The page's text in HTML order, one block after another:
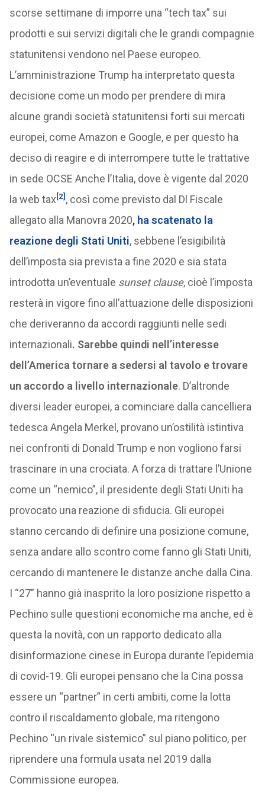
scorse settimane di imporre una “tech tax” sui
prodotti e sui servizi digitali che le grandi compagnie
statunitensi vendono nel Paese europeo.
L’amministrazione Trump ha interpretato questa
decisione come un modo per prendere di mira
alcune grandi società statunitensi forti sui mercati
europei, come Amazon e Google, e per questo ha
deciso di reagire e di interrompere tutte le trattative
in sede OCSE Anche l’Italia, dove è vigente dal 2020
la web tax[2] , così come previsto dal Dl Fiscale
allegato alla Manovra 2020, ha scatenato la
reazione degli Stati Uniti, sebbene l’esigibilità
dell’imposta sia prevista a fine 2020 e sia stata
introdotta un’eventuale sunset clause, cioè l’imposta
resterà in vigore fino all’attuazione delle disposizioni
che deriveranno da accordi raggiunti nelle sedi
internazionali. Sarebbe quindi nell’interesse
dell’America tornare a sedersi al tavolo e trovare
un accordo a livello internazionale. D’altronde
diversi leader europei, a cominciare dalla cancelliera
tedesca Angela Merkel, provano un’ostilità istintiva
nei confronti di Donald Trump e non vogliono farsi
trascinare in una crociata. A forza di trattare l’Unione
come un “nemico”, il presidente degli Stati Uniti ha
provocato una reazione di sfiducia. Gli europei
stanno cercando di definire una posizione comune,
senza andare allo scontro come fanno gli Stati Uniti,
cercando di mantenere le distanze anche dalla Cina.
I “27” hanno già inasprito la loro posizione rispetto a
Pechino sulle questioni economiche ma anche, ed è
questa la novità, con un rapporto dedicato alla
disinformazione cinese in Europa durante l’epidemia
di covid-19. Gli europei pensano che la Cina possa
essere un “partner” in certi ambiti, come la lotta
contro il riscaldamento globale, ma ritengono
Pechino “un rivale sistemico” sul piano politico, per
riprendere una formula usata nel 2019 dalla
Commissione europea.